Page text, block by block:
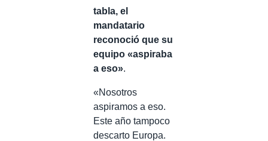
tabla, el
mandatario
reconoció que su
equipo «aspiraba
a eso».
«Nosotros
aspiramos a eso.
Este año tampoco
descarto Europa.